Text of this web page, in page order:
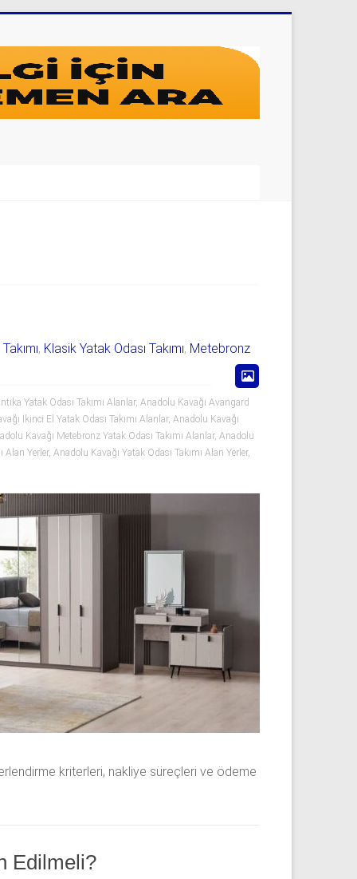
, Klasik Yatak Odası Takımı, Metebronz
Yatak Odası Takımı Alanlar, Anadolu Kavağı Avangard
İkinci El Yatak Odası Takımı Alanlar, Anadolu Kavağı
Kavağı Metebronz Yatak Odası Takımı Alanlar, Anadolu
Alan Yerler, Anadolu Kavağı Yatak Odası Takımı Alan Yerler,
kriterleri, nakliye süreçleri ve ödeme
Edilmeli?